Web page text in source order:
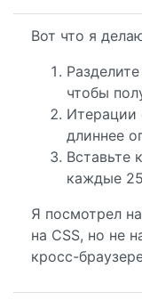
Вот что я
чтобы
Итерации
длиннее
Вставьте
каждые
Я посмотрел
на CSS, но не
кросс-